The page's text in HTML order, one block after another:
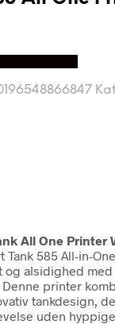
All One Printer
Tank 585 All-in-
alsidighed med
Denne printer
tankdesign,
uden